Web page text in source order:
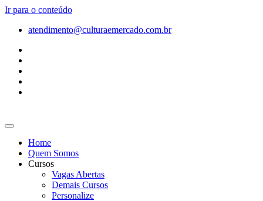
Ir para o conteúdo
atendimento@culturaemercado.com.br
Home
Quem Somos
Cursos
Vagas Abertas
Demais Cursos
Personalize